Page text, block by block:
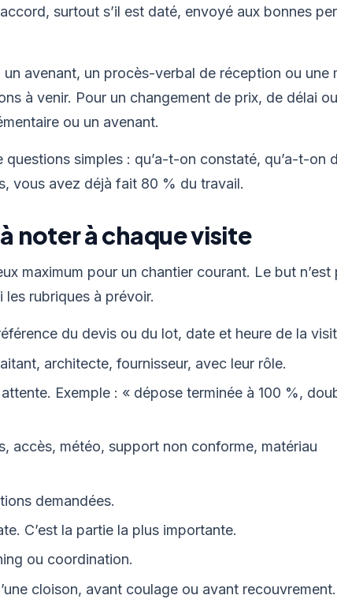
surtout s’il est daté, envoyé aux bonnes
avenant, un procès-verbal de réception ou une
à venir. Pour un changement de prix, de délai
ou un avenant.
simples : qu’a-t-on constaté, qu’a-t-on
vous avez déjà fait 80 % du travail.
noter à chaque visite
maximum pour un chantier courant. Le but n’est
les rubriques à prévoir.
du devis ou du lot, date et heure de la
architecte, fournisseur, avec leur rôle.
Exemple : « dépose terminée à 100 %,
accès, météo, support non conforme, matériau
demandées.
C’est la partie la plus importante.
ou coordination.
cloison, avant coulage ou avant recouvrement.